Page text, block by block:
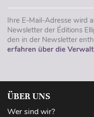
Ihre E-Mail-Adresse wird
Newsletter der Éditions
den in der Newsletter
erfahren über die
ÜBER UNS
Wer sind wir?